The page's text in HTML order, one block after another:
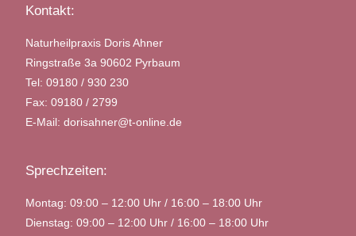
Kontakt:
Naturheilpraxis Doris Ahner
Ringstraße 3a 90602 Pyrbaum
Tel: 09180 / 930 230
Fax: 09180 / 2799
E-Mail: dorisahner@t-online.de
Sprechzeiten:
Montag: 09:00 – 12:00 Uhr / 16:00 – 18:00 Uhr
Dienstag: 09:00 – 12:00 Uhr / 16:00 – 18:00 Uhr